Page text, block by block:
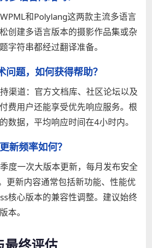
和Polylang这两款主流多语言
创建多语言版本的摄影作品集或杂
字符串都经过翻译准备。
问题，如何获得帮助？
渠道：官方文档库、社区论坛以及
费用户还能享受优先响应服务。根
数据，平均响应时间在4小时内。
新频率如何？
度一次大版本更新，每月发布安全
更新内容通常包括新功能、性能优
核心版本的兼容性调整。建议始终
本。